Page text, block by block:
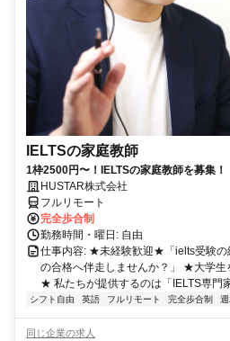
IELTSの家庭教師
1枠2500円〜！IELTSの家庭教師を募集！
HUSTAR株式会社
フルリモート
完全歩合制
勤務時間・曜日: 自由
仕事内容: ★未経験歓迎★「ielts受験の
の合格へ伴走しませんか？」 ★大学生
★ 私たちが提供するのは「IELTS専門
シフト自由 英語 フルリモート 完全歩合制
同じ企業の求人